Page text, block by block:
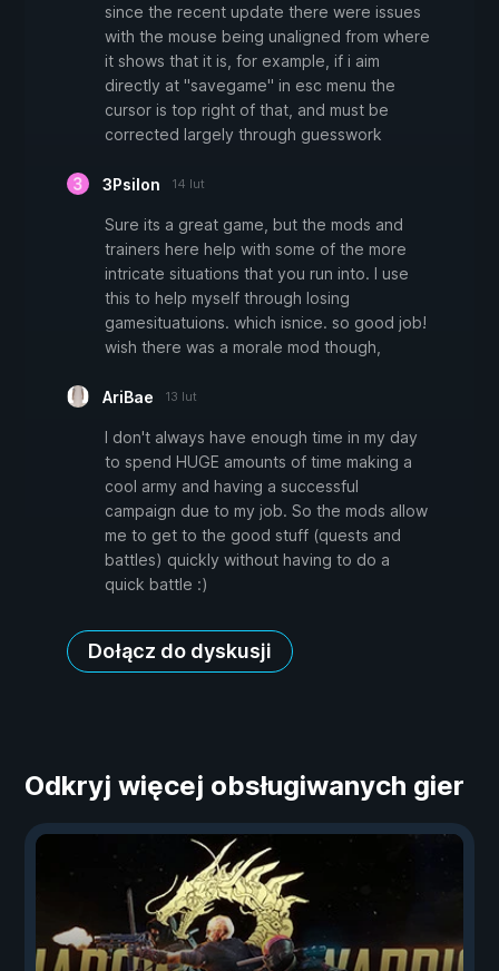
since the recent update there were issues
with the mouse being unaligned from where
it shows that it is, for example, if i aim
directly at "savegame" in esc menu the
cursor is top right of that, and must be
corrected largely through guesswork
3Psilon 14 lut
Sure its a great game, but the mods and
trainers here help with some of the more
intricate situations that you run into. I use
this to help myself through losing
gamesituatuions. which isnice. so good job!
wish there was a morale mod though,
AriBae 13 lut
I don't always have enough time in my day
to spend HUGE amounts of time making a
cool army and having a successful
campaign due to my job. So the mods allow
me to get to the good stuff (quests and
battles) quickly without having to do a
quick battle :)
Dołącz do dyskusji
Odkryj więcej obsługiwanych gier